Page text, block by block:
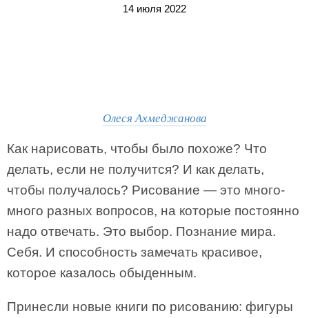
14 июля 2022
Олеся Ахмеджанова
Как нарисовать, чтобы было похоже? Что
делать, если не получится? И как делать,
чтобы получалось? Рисование — это много-
много разных вопросов, на которые постоянно
надо отвечать. Это выбор. Познание мира.
Себя. И способность замечать красивое,
которое казалось обыденным.
Принесли новые книги по рисованию: фигуры